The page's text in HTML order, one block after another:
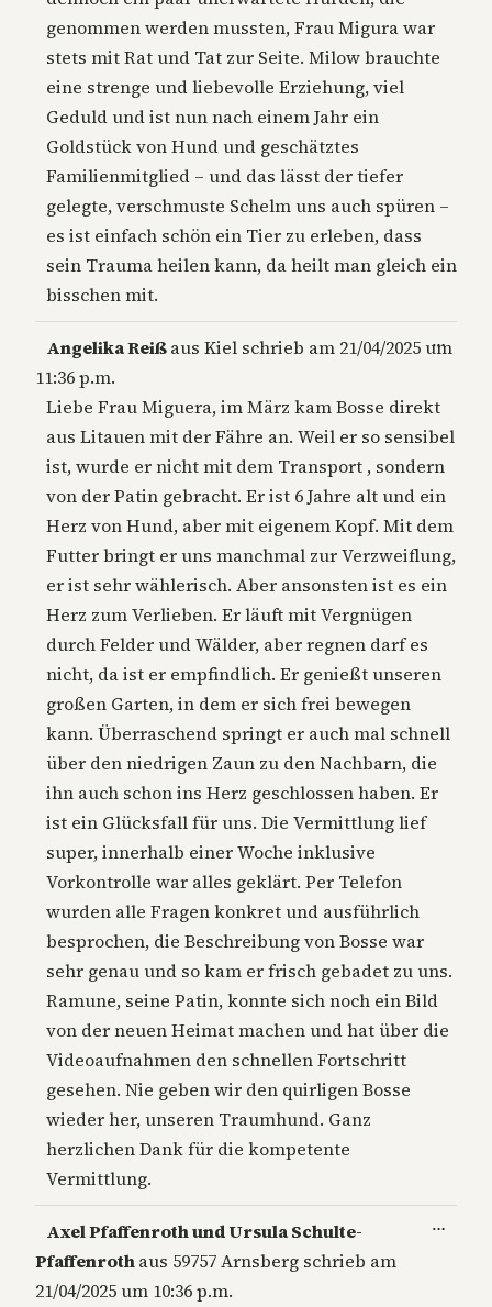
genommen werden mussten, Frau Migura war
stets mit Rat und Tat zur Seite. Milow brauchte
eine strenge und liebevolle Erziehung, viel
Geduld und ist nun nach einem Jahr ein
Goldstück von Hund und geschätztes
Familienmitglied – und das lässt der tiefer
gelegte, verschmuste Schelm uns auch spüren –
es ist einfach schön ein Tier zu erleben, dass
sein Trauma heilen kann, da heilt man gleich ein
bisschen mit.
Angelika Reißaus Kiel schrieb am 21/04/2025um
11:36 p.m.
Liebe Frau Miguera, im März kam Bosse direkt
aus Litauen mit der Fähre an. Weil er so sensibel
ist, wurde er nicht mit dem Transport , sondern
von der Patin gebracht. Er ist 6 Jahre alt und ein
Herz von Hund, aber mit eigenem Kopf. Mit dem
Futter bringt er uns manchmal zur Verzweiflung,
er ist sehr wählerisch. Aber ansonsten ist es ein
Herz zum Verlieben. Er läuft mit Vergnügen
durch Felder und Wälder, aber regnen darf es
nicht, da ist er empfindlich. Er genießt unseren
großen Garten, in dem er sich frei bewegen
kann. Überraschend springt er auch mal schnell
über den niedrigen Zaun zu den Nachbarn, die
ihn auch schon ins Herz geschlossen haben. Er
ist ein Glücksfall für uns. Die Vermittlung lief
super, innerhalb einer Woche inklusive
Vorkontrolle war alles geklärt. Per Telefon
wurden alle Fragen konkret und ausführlich
besprochen, die Beschreibung von Bosse war
sehr genau und so kam er frisch gebadet zu uns.
Ramune, seine Patin, konnte sich noch ein Bild
von der neuen Heimat machen und hat über die
Videoaufnahmen den schnellen Fortschritt
gesehen. Nie geben wir den quirligen Bosse
wieder her, unseren Traumhund. Ganz
herzlichen Dank für die kompetente
Vermittlung.
…
Axel Pfaffenroth und Ursula Schulte-
Pfaffenrothaus 59757 Arnsberg schrieb am
21/04/2025um 10:36 p.m.
…